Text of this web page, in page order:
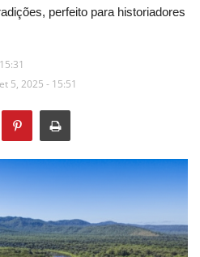
perfeito para historiadores
5, 2025 - 15:51